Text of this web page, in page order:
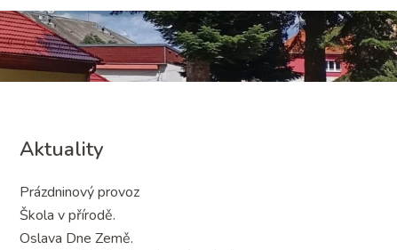
Aktuality
Prázdninový provoz
Škola v přírodě.
Oslava Dne Země.